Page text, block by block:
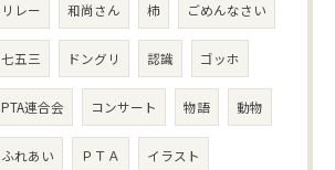
リレー 和尚さん 柿 ごめんなさい
七五三 ドングリ 認識 ゴッホ
PTA連合会 コンサート 物語 動物
ふれあい ＰＴＡ イラスト